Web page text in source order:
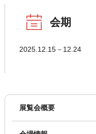
会期
2025.12.15－12.24
展覧会概要